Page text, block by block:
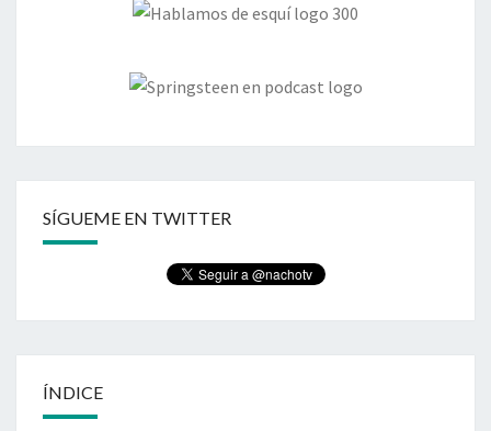
SÍGUEME EN TWITTER
ÍNDICE